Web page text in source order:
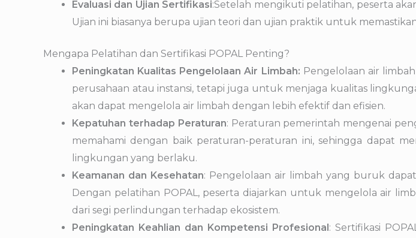
Evaluasi dan Ujian Sertifikasi:Setelah mengikuti pelatihan, peserta
Ujian ini biasanya berupa ujian teori dan ujian praktik untuk
Mengapa Pelatihan dan Sertifikasi POPAL Penting?
Peningkatan Kualitas Pengelolaan Air Limbah: Pengelolaan air
perusahaan atau instansi, tetapi juga untuk menjaga kualitas
akan dapat mengelola air limbah dengan lebih efektif dan efisien.
Kepatuhan terhadap Peraturan: Peraturan pemerintah mengenai
memahami dengan baik peraturan-peraturan ini, sehingga dapat
lingkungan yang berlaku.
Keamanan dan Kesehatan: Pengelolaan air limbah yang buruk
Dengan pelatihan POPAL, peserta diajarkan untuk mengelola air
dari segi perlindungan terhadap ekosistem.
Peningkatan Keahlian dan Kompetensi Profesional: Sertifikasi